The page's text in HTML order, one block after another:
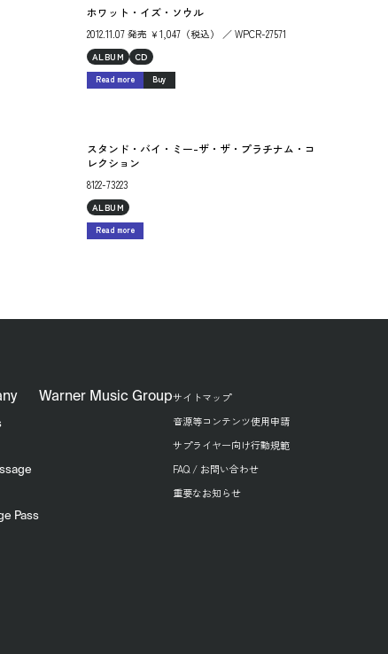
ホワット・イズ・ソウル
2012.11.07 発売 ￥1,047（税込） ／ WPCR-27571
ALBUM CD
Read more Buy
スタンド・バイ・ミー-ザ・ザ・プラチナム・コ
レクション
8122-73223
ALBUM
Read more
Pass
Warner Music Groupサイトマップ
音源等コンテンツ使用申請
サプライヤー向け行動規範
FAQ / お問い合わせ
重要なお知らせ